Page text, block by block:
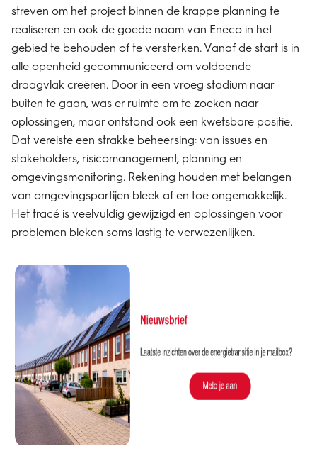
streven om het project binnen de krappe planning te
realiseren en ook de goede naam van Eneco in het
gebied te behouden of te versterken. Vanaf de start is in
alle openheid gecommuniceerd om voldoende
draagvlak creëren. Door in een vroeg stadium naar
buiten te gaan, was er ruimte om te zoeken naar
oplossingen, maar ontstond ook een kwetsbare positie.
Dat vereiste een strakke beheersing: van issues en
stakeholders, risicomanagement, planning en
omgevingsmonitoring. Rekening houden met belangen
van omgevingspartijen bleek af en toe ongemakkelijk.
Het tracé is veelvuldig gewijzigd en oplossingen voor
problemen bleken soms lastig te verwezenlijken.